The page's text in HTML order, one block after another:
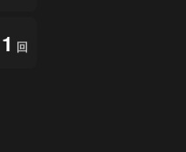
1 回